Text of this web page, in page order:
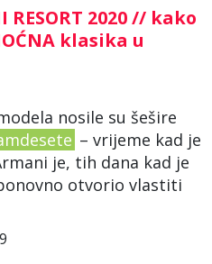
RESORT 2020 // kako
klasika u
nosile su šešire
– vrijeme kad je
je, tih dana kad je
otvorio vlastiti